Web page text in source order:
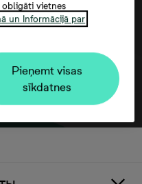
obligāti vietnes
un Informācijā par
Pieņemt visas
sīkdatnes